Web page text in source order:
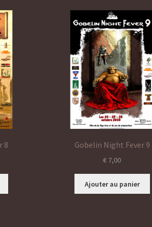
8 Gobelin Night Fever 9
€ 7,00
Ajouter au panier